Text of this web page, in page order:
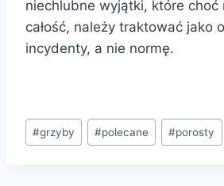
niechlubne wyjątki, które choć
całość, należy traktować jako
incydenty, a nie normę.
Tagi
wpisu:
#grzyby #polecane #porosty